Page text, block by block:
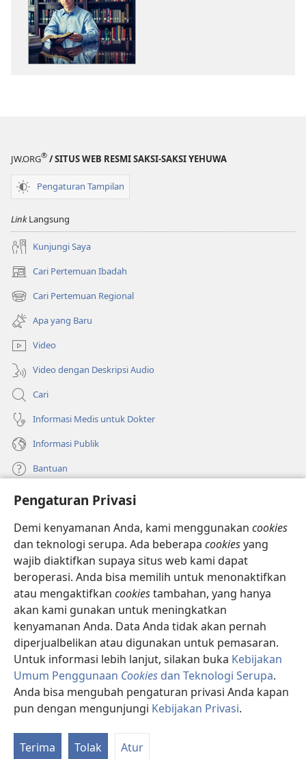
Pengaturan Privasi
Demi kenyamanan Anda, kami menggunakan cookies
dan teknologi serupa. Ada beberapa cookiesyang
wajib diaktifkan supaya situs web kami dapat
beroperasi. Anda bisa memilih untuk menonaktifkan
atau mengaktifkan cookiestambahan, yang hanya
akan kami gunakan untuk meningkatkan
kenyamanan Anda. Data Anda tidak akan pernah
diperjualbelikan atau digunakan untuk pemasaran.
Untuk informasi lebih lanjut, silakan buka Kebijakan
Umum Penggunaan Cookies dan Teknologi Serupa.
Anda bisa mengubah pengaturan privasi Anda kapan
pun dengan mengunjungi Kebijakan Privasi.
Terima Tolak Atur
JW.ORG® / SITUS WEB RESMI SAKSI-SAKSI YEHUWA
Pengaturan Tampilan
LinkLangsung
Kunjungi Saya
Cari Pertemuan Ibadah
(terbuka
di
window
baru)
Cari Pertemuan Regional
(terbuka
di
window
baru)
Apa yang Baru
Video
Video dengan Deskripsi Audio
Cari
Informasi Medis untuk Dokter
Informasi Publik
Bantuan
Sumbangan
(terbuka
di
window
baru)
PERPUSTAKAAN ONLINE Menara Pengawal
(terbuka
di
window
®
(terbuka
di
window
baru)
JW Library ®
Watchtower Library
Copyright© 2026 Watch Tower Bible and Tract Society of Pennsylvania.
SYARAT PENGGUNAAN|KEBIJAKAN PRIVASI| PENGATURAN PRIVASI